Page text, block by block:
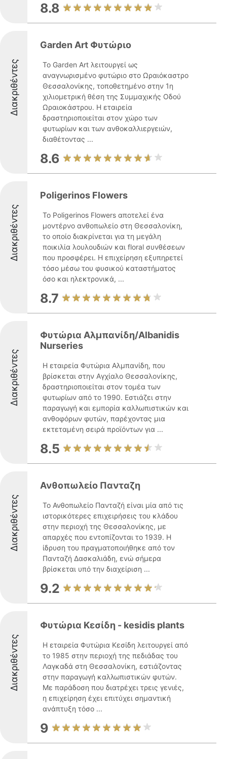
8.8
Διακριθέντες
Garden Art Φυτώριο
Το Garden Art λειτουργεί ως
αναγνωρισμένο φυτώριο στο Ωραιόκαστρο
Θεσσαλονίκης, τοποθετημένο στην 1η
χιλιομετρική θέση της Συμμαχικής Οδού
Ωραιοκάστρου. Η εταιρεία
δραστηριοποιείται στον χώρο των
φυτωρίων και των ανθοκαλλιεργειών,
διαθέτοντας ...
8.6
Διακριθέντες
Poligerinos Flowers
Το Poligerinos Flowers αποτελεί ένα
μοντέρνο ανθοπωλείο στη Θεσσαλονίκη,
το οποίο διακρίνεται για τη μεγάλη
ποικιλία λουλουδιών και floral συνθέσεων
που προσφέρει. Η επιχείρηση εξυπηρετεί
τόσο μέσω του φυσικού καταστήματος
όσο και ηλεκτρονικά, ...
8.7
Διακριθέντες
Φυτώρια Αλμπανίδη/Albanidis
Nurseries
Η εταιρεία Φυτώρια Αλμπανίδη, που
βρίσκεται στην Αγχίαλο Θεσσαλονίκης,
δραστηριοποιείται στον τομέα των
φυτωρίων από το 1990. Εστιάζει στην
παραγωγή και εμπορία καλλωπιστικών και
ανθοφόρων φυτών, παρέχοντας μια
εκτεταμένη σειρά προϊόντων για ...
8.5
Διακριθέντες
Ανθοπωλείο Πανταζη
Το Ανθοπωλείο Πανταζή είναι μία από τις
ιστορικότερες επιχειρήσεις του κλάδου
στην περιοχή της Θεσσαλονίκης, με
απαρχές που εντοπίζονται το 1939. Η
ίδρυση του πραγματοποιήθηκε από τον
Πανταζή Δασκαλιάδη, ενώ σήμερα
βρίσκεται υπό την διαχείριση ...
9.2
Διακριθέντες
Φυτώρια Κεσίδη - kesidis plants
Η εταιρεία Φυτώρια Κεσίδη λειτουργεί από
το 1985 στην περιοχή της πεδιάδας του
Λαγκαδά στη Θεσσαλονίκη, εστιάζοντας
στην παραγωγή καλλωπιστικών φυτών.
Με παράδοση που διατρέχει τρεις γενιές,
η επιχείρηση έχει επιτύχει σημαντική
ανάπτυξη τόσο ...
9